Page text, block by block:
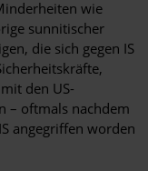
wie
sunnitischer
die sich gegen IS
den US-
– oftmals nachdem
angegriffen worden